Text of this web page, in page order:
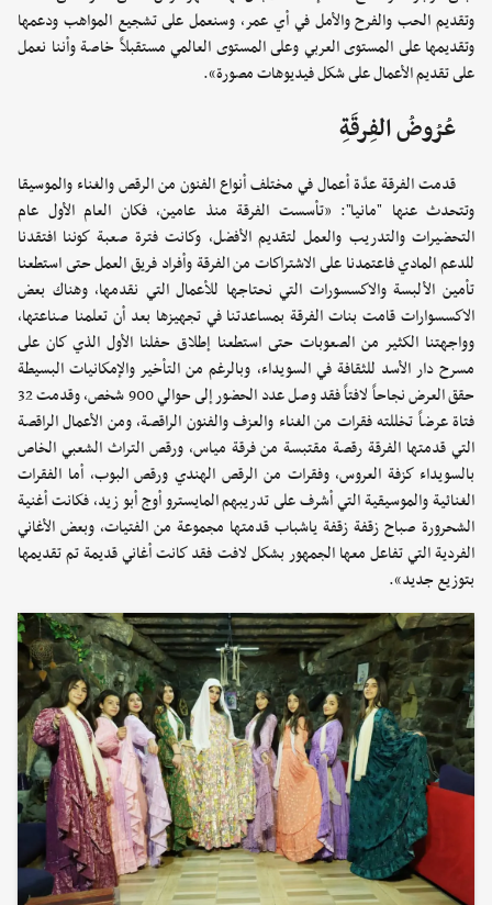
وتقديم الحب والفرح والأمل في أي عمر، وسنعمل على تشجيع المواهب ودعمها
وتقديمها على المستوى العربي وعلى المستوى العالمي مستقبلاً خاصة وأننا نعمل
على تقديم الأعمال على شكل فيديوهات مصورة».
عُرُوضُ الفِرقَةِ
قدمت الفرقة عدّة أعمال في مختلف أنواع الفنون من الرقص والغناء والموسيقا
وتتحدث عنها "مانيا": «تأسست الفرقة منذ عامين، فكان العام الأول عام
التحضيرات والتدريب والعمل لتقديم الأفضل، وكانت فترة صعبة كوننا افتقدنا
للدعم المادي فاعتمدنا على الاشتراكات من الفرقة وأفراد فريق العمل حتى استطعنا
تأمين الألبسة والاكسسورات التي نحتاجها للأعمال التي نقدمها، وهناك بعض
الاكسسوارات قامت بنات الفرقة بمساعدتنا في تجهيزها بعد أن تعلمنا صناعتها،
وواجهتنا الكثير من الصعوبات حتى استطعنا إطلاق حفلنا الأول الذي كان على
مسرح دار الأسد للثقافة في السويداء، وبالرغم من التأخير والإمكانيات البسيطة
حقق العرض نجاحاً لافتاً فقد وصل عدد الحضور إلى حوالي 900 شخص، وقدمت 32
فتاة عرضاً تخللته فقرات من الغناء والعزف والفنون الراقصة، ومن الأعمال الراقصة
التي قدمتها الفرقة رقصة مقتبسة من فرقة مياس، ورقص التراث الشعبي الخاص
بالسويداء كزفة العروس، وفقرات من الرقص الهندي ورقص البوب، أما الفقرات
الغنائية والموسيقية التي أشرف على تدريبهم المايسترو أوج أبو زيد، فكانت أغنية
الشحرورة صباح زقفة زقفة ياشباب قدمتها مجموعة من الفتيات، وبعض الأغاني
الفردية التي تفاعل معها الجمهور بشكل لافت فقد كانت أغاني قديمة تم تقديمها
بتوزيع جديد».